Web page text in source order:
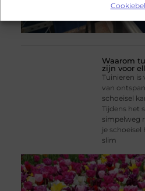
Waarom
zijn voor
Tuinieren
van
schoeisel
Tijdens het
simpelweg
je schoeisel
slim